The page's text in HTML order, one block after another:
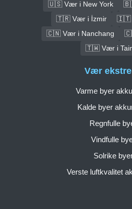
🇺🇸 Vær i New York
🇹🇷 Vær i İzmir
🇮🇹
🇨🇳 Vær i Nanchang
🇹🇼 Vær i
Vær
Varme byer
Kalde byer
Regnfulle
Vindfulle
Solrike
Verste luftkvalitet